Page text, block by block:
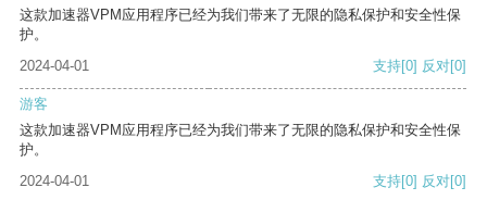
这款加速器VPM应用程序已经为我们带来了无限的隐私保护和安全性保
护。
2024-04-01
支持[0] 反对[0]
游客
这款加速器VPM应用程序已经为我们带来了无限的隐私保护和安全性保
护。
2024-04-01
支持[0] 反对[0]